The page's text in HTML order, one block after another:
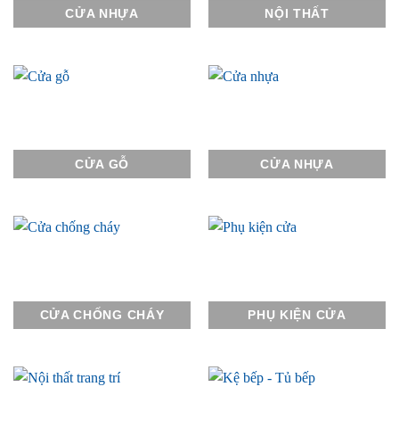
CỬA NHỰA NỘI THẤT
CỬA GỖ CỬA NHỰA
CỬA CHỐNG CHÁY PHỤ KIỆN CỬA